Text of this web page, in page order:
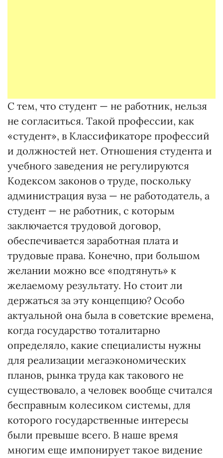
С тем, что студент — не работник, нельзя
не согласиться. Такой профессии, как
«студент», в Классификаторе профессий
и должностей нет. Отношения студента и
учебного заведения не регулируются
Кодексом законов о труде, поскольку
администрация вуза — не работодатель, а
студент — не работник, с которым
заключается трудовой договор,
обеспечивается заработная плата и
трудовые права. Конечно, при большом
желании можно все «подтянуть» к
желаемому результату. Но стоит ли
держаться за эту концепцию? Особо
актуальной она была в советские времена,
когда государство тоталитарно
определяло, какие специалисты нужны
для реализации мегаэкономических
планов, рынка труда как такового не
существовало, а человек вообще считался
бесправным колесиком системы, для
которого государственные интересы
были превыше всего. В наше время
многим еще импонирует такое видение